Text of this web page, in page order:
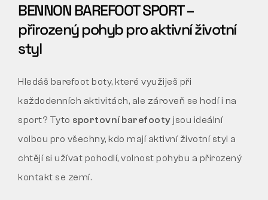
BENNON BAREFOOT SPORT –
přirozený pohyb pro aktivní životní
styl
Hledáš barefoot boty, které využiješ při
každodenních aktivitách, ale zároveň se hodí i na
sport? Tyto sportovní barefooty jsou ideální
volbou pro všechny, kdo mají aktivní životní styl a
chtějí si užívat pohodlí, volnost pohybu a přirozený
kontakt se zemí.